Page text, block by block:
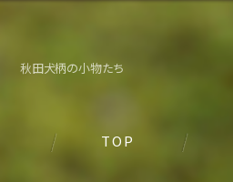
秋田犬柄の小物たち
TOP